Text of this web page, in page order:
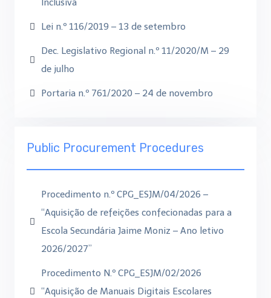
Inclusiva
Lei n.º 116/2019 – 13 de setembro
Dec. Legislativo Regional n.º 11/2020/M – 29
de julho
Portaria n.º 761/2020 – 24 de novembro
Public Procurement Procedures
Procedimento n.º CPG_ESJM/04/2026 –
“Aquisição de refeições confecionadas para a
Escola Secundária Jaime Moniz – Ano letivo
2026/2027”
Procedimento N.º CPG_ESJM/02/2026
“Aquisição de Manuais Digitais Escolares